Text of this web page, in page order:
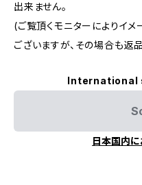
出来ません。
(ご覧頂くモニターによりイ
ございますが、その場合も返
International
日本国内